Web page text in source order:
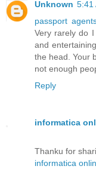
Unknown 5:41
passport
Very rarely do
and
the head. Your
not enough
Reply
informatica
Thanku for
informatica